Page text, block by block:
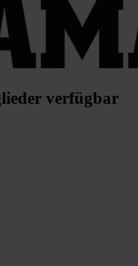
verfügbar